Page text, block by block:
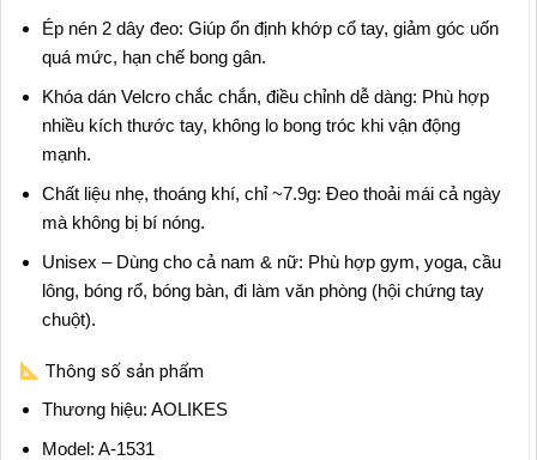
Ép nén 2 dây đeo: Giúp ổn định khớp cổ tay, giảm góc uốn
quá mức, hạn chế bong gân.
Khóa dán Velcro chắc chắn, điều chỉnh dễ dàng: Phù hợp
nhiều kích thước tay, không lo bong tróc khi vận động
mạnh.
Chất liệu nhẹ, thoáng khí, chỉ ~7.9g: Đeo thoải mái cả ngày
mà không bị bí nóng.
Unisex – Dùng cho cả nam & nữ: Phù hợp gym, yoga, cầu
lông, bóng rổ, bóng bàn, đi làm văn phòng (hội chứng tay
chuột).
Thông số sản phẩm
Thương hiệu: AOLIKES
Model: A-1531